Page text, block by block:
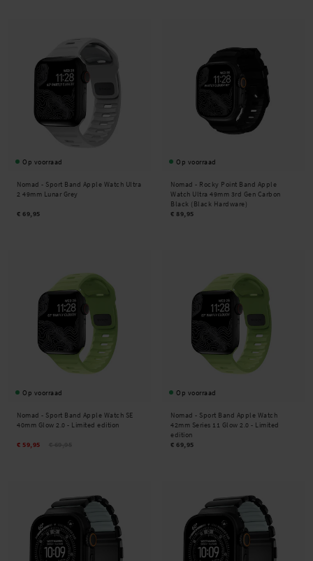
Op voorraad
Nomad - Sport Band Apple Watch Ultra
2 49mm Lunar Grey
€ 69,95
Op voorraad
Nomad - Rocky Point Band Apple
Watch Ultra 49mm 3rd Gen Carbon
Black (Black Hardware)
€ 89,95
Op voorraad
Nomad - Sport Band Apple Watch SE
40mm Glow 2.0 - Limited edition
€ 59,95
Op voorraad
Nomad - Sport Band Apple Watch
42mm Series 11 Glow 2.0 - Limited
edition
€ 69,95